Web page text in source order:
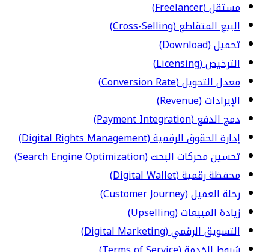
مستقل (Freelancer)
البيع المتقاطع (Cross-Selling)
تحميل (Download)
الترخيص (Licensing)
معدل التحويل (Conversion Rate)
الإيرادات (Revenue)
دمج الدفع (Payment Integration)
إدارة الحقوق الرقمية (Digital Rights Management)
تحسين محركات البحث (Search Engine Optimization)
محفظة رقمية (Digital Wallet)
رحلة العميل (Customer Journey)
زيادة المبيعات (Upselling)
التسويق الرقمي (Digital Marketing)